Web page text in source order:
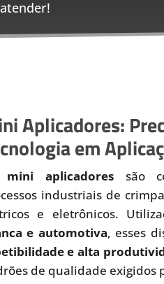
Aplicadores:
em
mini aplicadoressão
industriais de
e eletrônicos.
e automotiva, esses
e alta
de qualidade exigidos